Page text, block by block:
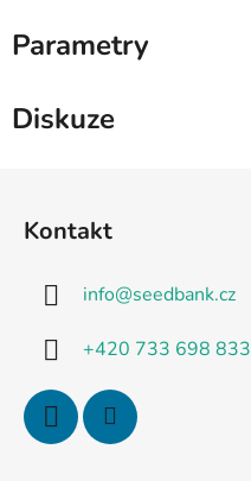
Parametry
Diskuze
Kontakt
info@seedbank.cz
+420 733 698 833